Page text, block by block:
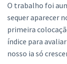
O trabalho foi
sequer aparecer
primeira
índice para
nosso ia só